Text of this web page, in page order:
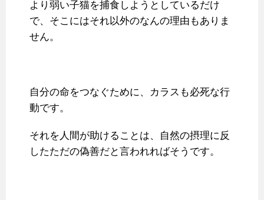
より弱い子猫を捕食しようとしているだけ
で、そこにはそれ以外のなんの理由もありま
せん。
自分の命をつなぐために、カラスも必死な行
動です。
それを人間が助けることは、自然の摂理に反
したただの偽善だと言われればそうです。